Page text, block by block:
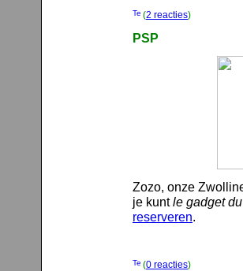
(2 reacties)
PSP
Zozo, onze
je kuntle gadget
reserveren.
(0 reacties)